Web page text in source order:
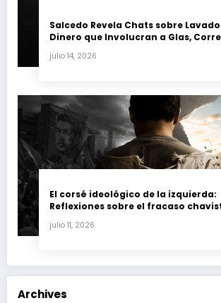
Salcedo Revela Chats sobre
Dinero que Involucran a Glas,
julio 14, 2026
El corsé ideológico de la izquierda:
Reflexiones sobre el fracaso
julio 11, 2026
Archives